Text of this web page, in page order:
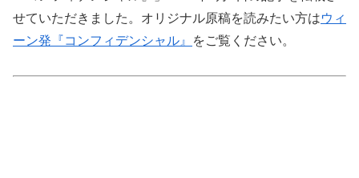
せていただきました。オリジナル原稿を読みたい方はウィ
ーン発『コンフィデンシャル』
をご覧ください。